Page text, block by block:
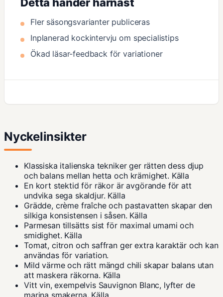
Fler säsongsvarianter publiceras
Inplanerad kockintervju om specialistips
Ökad läsar-feedback för variationer
Nyckelinsikter
Klassiska italienska tekniker ger rätten dess djup
och balans mellan hetta och krämighet. Källa
En kort stektid för räkor är avgörande för att
undvika sega skaldjur. Källa
Grädde, crème fraîche och pastavatten skapar den
silkiga konsistensen i såsen. Källa
Parmesan tillsätts sist för maximal umami och
smidighet. Källa
Tomat, citron och saffran ger extra karaktär och kan
användas för variation.
Mild värme och rätt mängd chili skapar balans utan
att maskera räkorna. Källa
Vitt vin, exempelvis Sauvignon Blanc, lyfter de
marina smakerna. Källa